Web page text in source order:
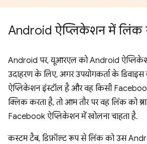
Android ऐप्लिकेशन में लिंक
Android पर, यूआरएल को Android
उदाहरण के लिए, अगर उपयोगकर्ता के
ऐप्लिकेशन इंस्टॉल है और वह किसी
क्लिक करता है, तो आम तौर पर वह लिंक को
Facebook ऐप्लिकेशन में खोलना चाहता है.
कस्टम टैब, डिफ़ॉल्ट रूप से लिंक को उस